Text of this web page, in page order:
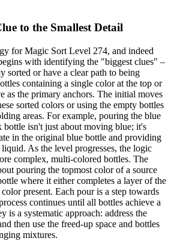
to the Smallest Detail
for Magic Sort Level 274, and indeed
with identifying the "biggest clues" –
sorted or have a clear path to being
containing a single color at the top or
as the primary anchors. The initial moves
sorted colors or using the empty bottles
areas. For example, pouring the blue
isn't just about moving blue; it's
in the original blue bottle and providing
As the level progresses, the logic
complex, multi-colored bottles. The
pouring the topmost color of a source
where it either completes a layer of the
present. Each pour is a step towards
continues until all bottles achieve a
is a systematic approach: address the
then use the freed-up space and bottles
mixtures.